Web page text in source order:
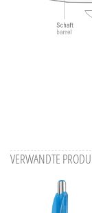
VERWANDTE